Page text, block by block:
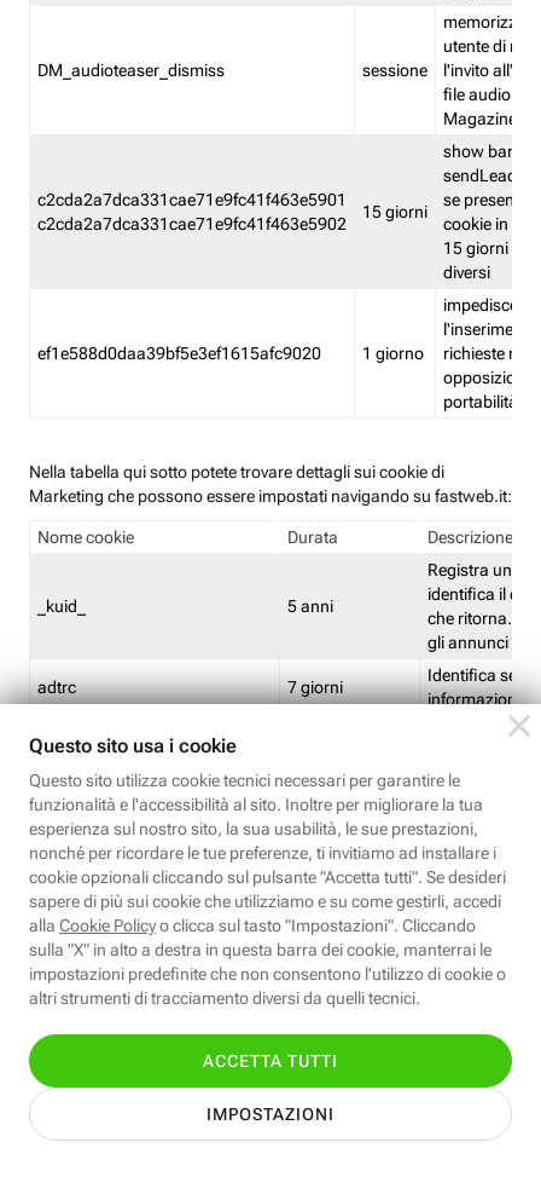
DM_audioteaser_dismiss sessione
memorizza
utente di
l'invito
file audio del
Magazine
c2cda2a7dca331cae71e9fc41f463e5901
c2cda2a7dca331cae71e9fc41f463e5902
15 giorni
show banner
sendLead
se presenti
cookie in un
15 giorni e
diversi
ef1e588d0daa39bf5e3ef1615afc9020 1 giorno
impedisce
l'inserimento
richieste
opposizione
portabilità
Nella tabella qui sotto potete trovare dettagli sui cookie di
Marketing che possono essere impostati navigando su fastweb.it:
Nome cookie Durata Descrizione
_kuid_ 5 anni
Registra un ID
identifica il
che ritorna.
gli annunci
adtrc 7 giorni
Identifica se
informazioni
CFFC<TagID>
Limite di
CM 1 giorno
Identifica se
ricontrollare
corrispondenti
(impostata da
CM14 14 giorni
Identifica se
ricontrollare
corrispondenti
(impostata da
pagine
EBFC<BannerID> 7 giorni
Identifica la
banner
Identifica la